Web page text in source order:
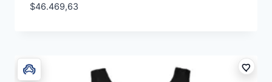
$46.469,63